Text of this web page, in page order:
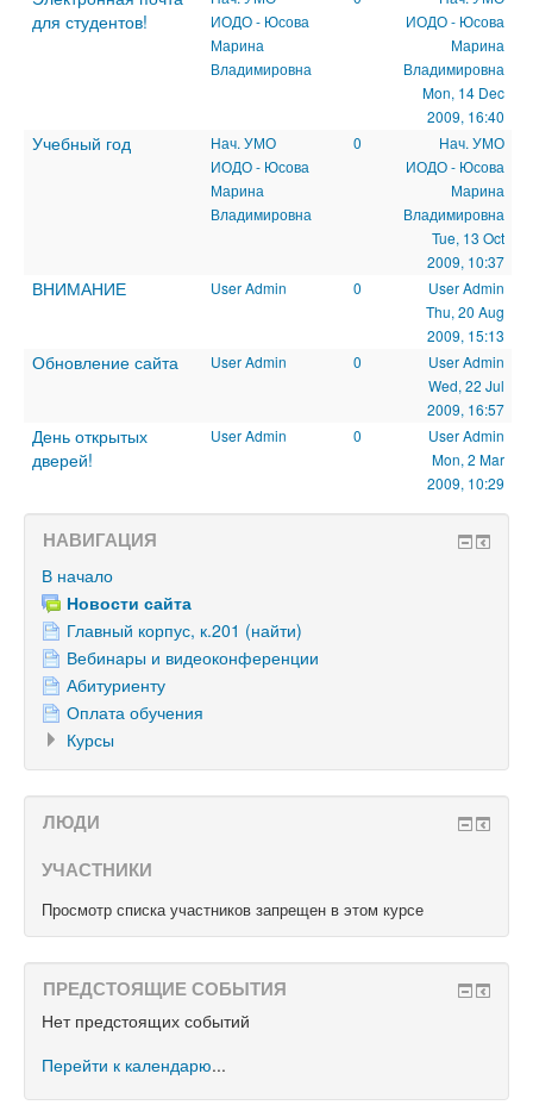
для студентов!
ИОДО - Юсова
Марина
Владимировна
ИОДО - Юсова
Марина
Владимировна
Mon, 14 Dec
2009, 16:40
Учебный год
Нач. УМО
ИОДО - Юсова
Марина
Владимировна
0
Нач. УМО
ИОДО - Юсова
Марина
Владимировна
Tue, 13 Oct
2009, 10:37
ВНИМАНИЕ User Admin 0
User Admin
Thu, 20 Aug
2009, 15:13
Обновление сайта User Admin 0
User Admin
Wed, 22 Jul
2009, 16:57
День открытых
дверей!
User Admin 0
User Admin
Mon, 2 Mar
2009, 10:29
НАВИГАЦИЯ
В начало
Новости сайта
Главный корпус, к.201 (найти)
Вебинары и видеоконференции
Абитуриенту
Оплата обучения
Курсы
ЛЮДИ
УЧАСТНИКИ
Просмотр списка участников запрещен в этом курсе
ПРЕДСТОЯЩИЕ СОБЫТИЯ
Нет предстоящих событий
Перейти к календарю...